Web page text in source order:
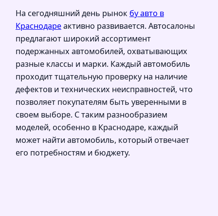
На сегодняшний день рынок бу авто в
Краснодареактивно развивается. Автосалоны
предлагают широкий ассортимент
подержанных автомобилей, охватывающих
разные классы и марки. Каждый автомобиль
проходит тщательную проверку на наличие
дефектов и технических неисправностей, что
позволяет покупателям быть уверенными в
своем выборе. С таким разнообразием
моделей, особенно в Краснодаре, каждый
может найти автомобиль, который отвечает
его потребностям и бюджету.